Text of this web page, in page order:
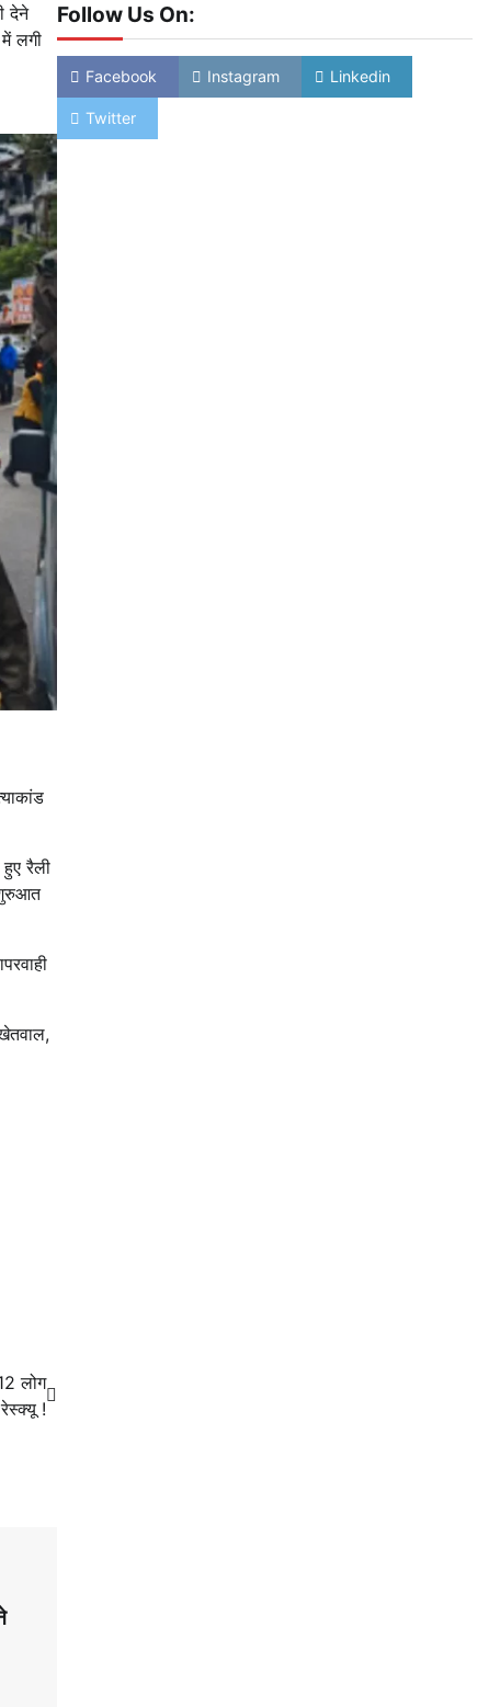
देने
लगी
रैली
शुरुआत
लोग
!
Follow Us On:
Facebook Instagram Linkedin
Twitter